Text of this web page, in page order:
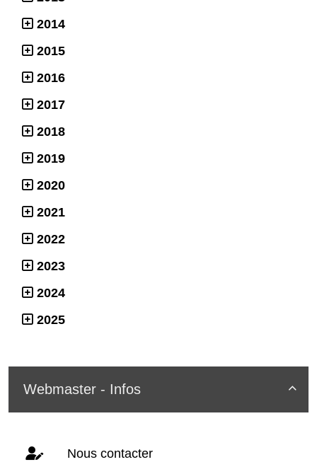
2014
2015
2016
2017
2018
2019
2020
2021
2022
2023
2024
2025

Webmaster - Infos
Nous contacter